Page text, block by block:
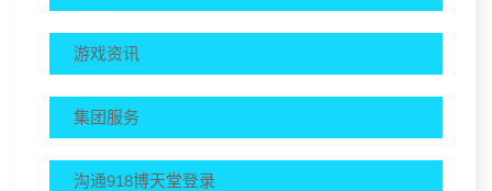
游戏资讯
集团服务
沟通918博天堂登录